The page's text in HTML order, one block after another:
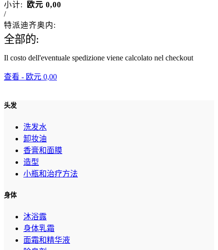
小计: 欧元 0,00
/
特派迪齐奥内:
全部的:
Il costo dell'eventuale spedizione viene calcolato nel checkout
查看 - 欧元 0,00
头发
洗发水
卸妆油
香膏和面膜
造型
小瓶和治疗方法
身体
沐浴露
身体乳霜
面霜和精华液